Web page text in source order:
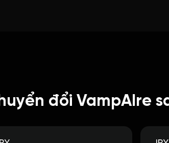
đổi VampAIre